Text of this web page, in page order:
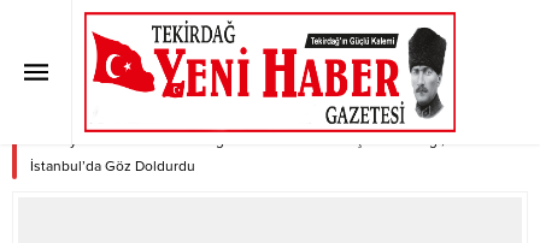
Özgün Baskıresim Sanatçıları
Derneği, ArtContact İstanbul’da
Göz Doldurdu
İstanbul’da Göz Doldurdu